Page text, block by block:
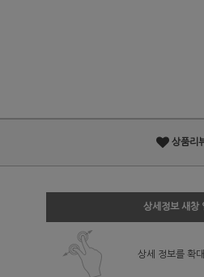
상품리
상세정보 새창
상세 정보를 확